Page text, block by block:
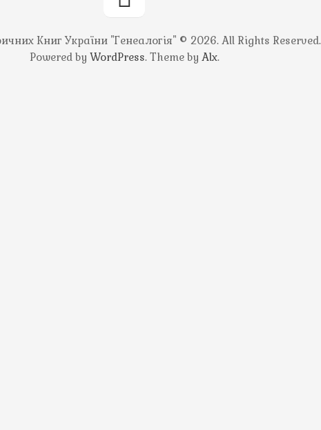
Книг України "Генеалогія" © 2026. All Rights Reserved.
Powered by WordPress. Theme by Alx.